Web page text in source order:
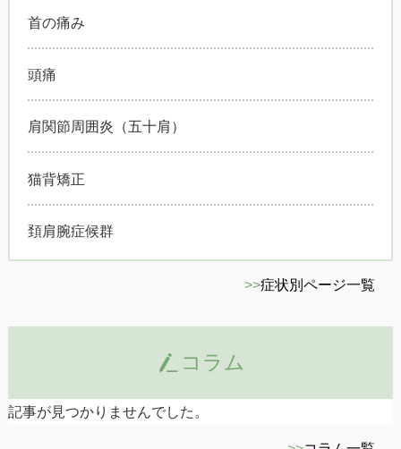
首の痛み
頭痛
肩関節周囲炎（五十肩）
猫背矯正
頚肩腕症候群
>>症状別ページ一覧
コラム
記事が見つかりませんでした。